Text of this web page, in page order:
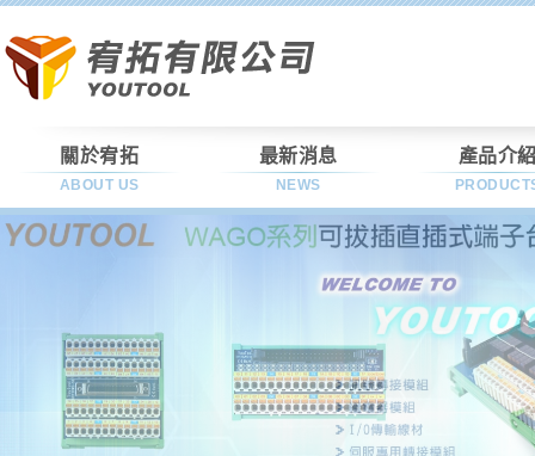
關於宥拓
ABOUT US
最新消息
NEWS
產品介